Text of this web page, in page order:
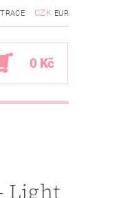
CZK EUR
0 Kč
Light